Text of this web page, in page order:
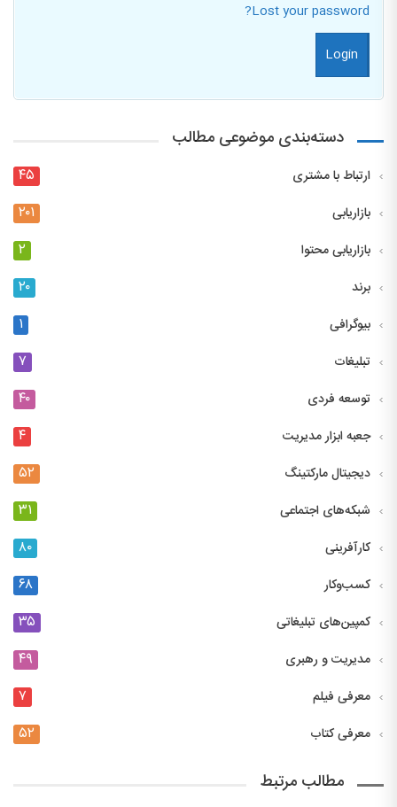
Lost your password?
دسته‌بندی موضوعی مطالب
ارتباط با مشتری ۴۵
بازاریابی ۲۰۱
بازاریابی محتوا ۲
برند ۲۰
بیوگرافی ۱
تبلیغات ۷
توسعه فردی ۴۰
جعبه ابزار مدیریت ۴
دیجیتال مارکتینگ ۵۲
شبکه‌های اجتماعی ۳۱
کارآفرینی ۸۰
کسب‌وکار ۶۸
کمپین‌های تبلیغاتی ۳۵
مدیریت و رهبری ۴۹
معرفی فیلم ۷
معرفی کتاب ۵۲
مطالب مرتبط